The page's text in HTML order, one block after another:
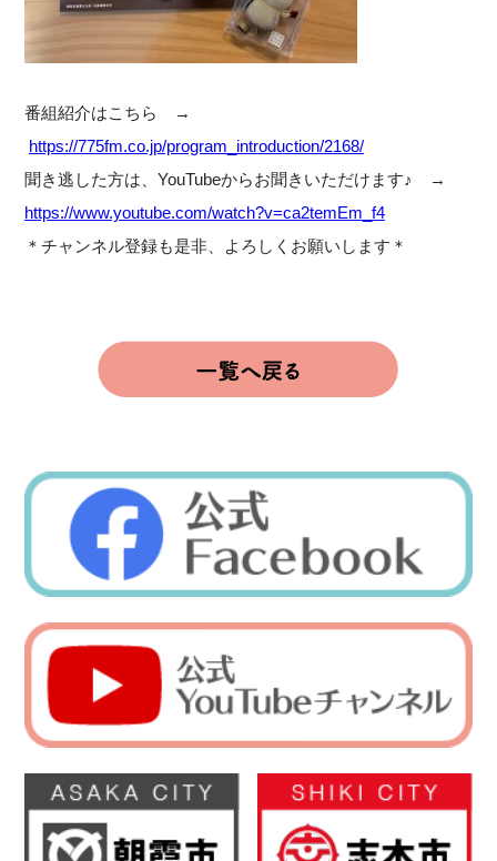
番組紹介はこちら →
https://775fm.co.jp/program_introduction/2168/
聞き逃した方は、YouTubeからお聞きいただけます♪ →
https://www.youtube.com/watch?v=ca2temEm_f4
＊チャンネル登録も是非、よろしくお願いします＊